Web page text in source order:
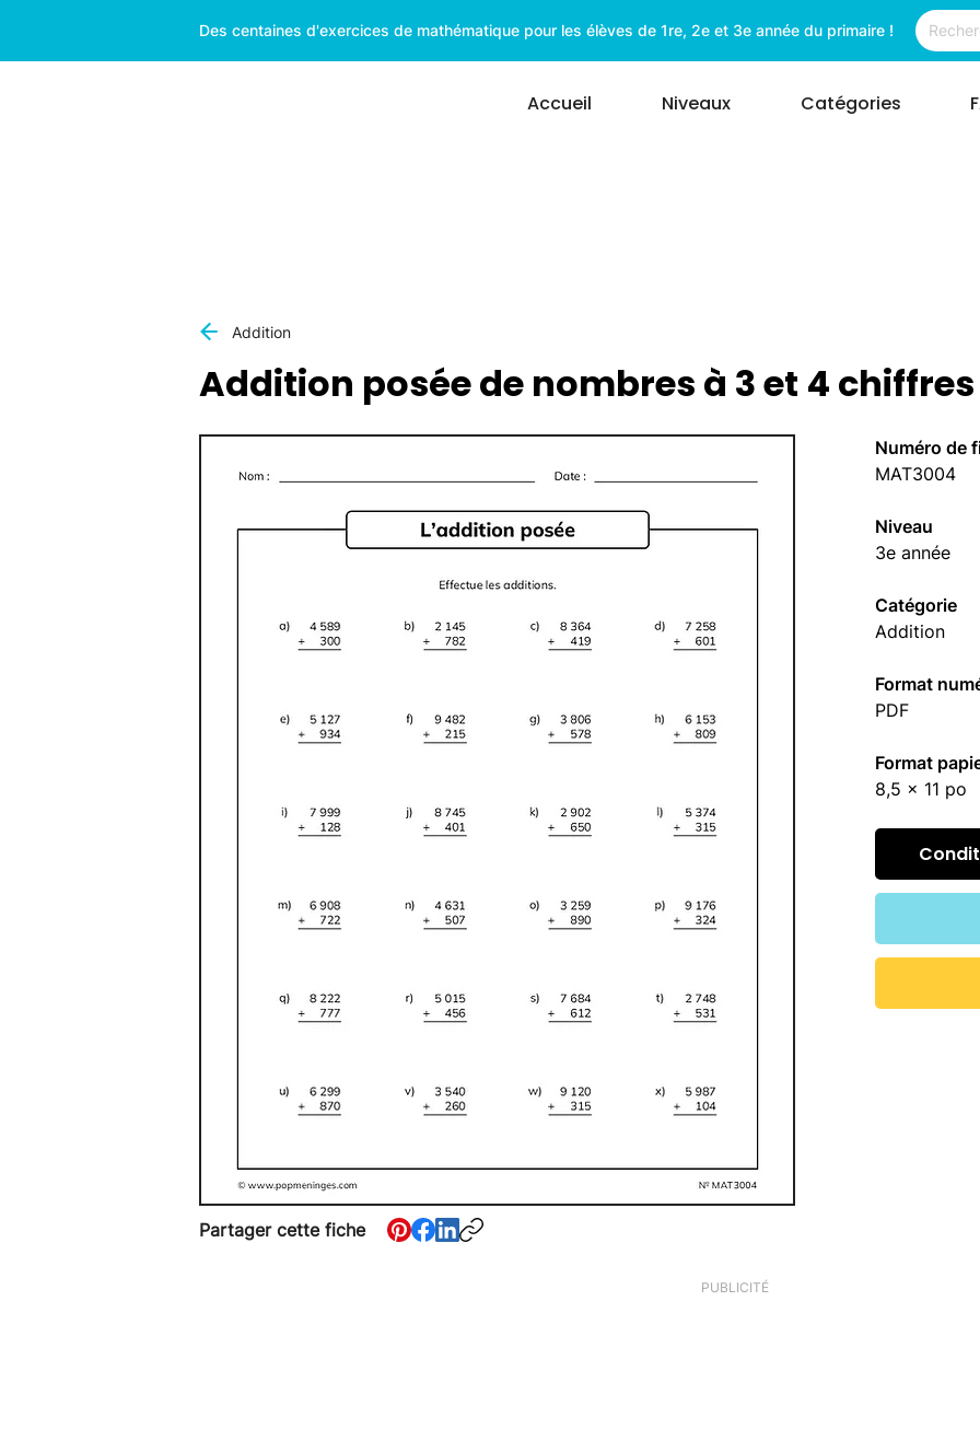
Des centaines d'exercices de mathématique pour les élèves de 1re, 2e et 3e année du primaire !
Accueil Niveaux Catégories
Addition
Addition posée de nombres à 3 et 4
Partager cette fiche
Numéro de
MAT3004
Niveau
3e année
Catégorie
Addition
Format
PDF
Format
8,5 x 11 po
PUBLICITÉ